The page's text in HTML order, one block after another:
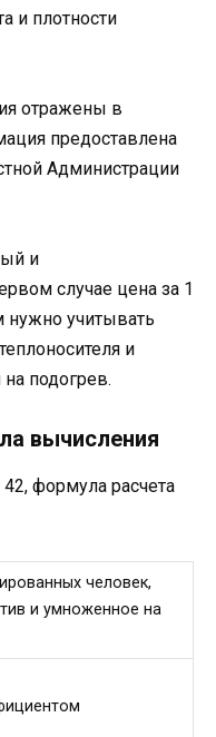
и плотности
отражены в
предоставлена
Администрации
и
случае цена за 1
нужно учитывать
и
подогрев.
вычисления
формула расчета
человек,
и умноженное на